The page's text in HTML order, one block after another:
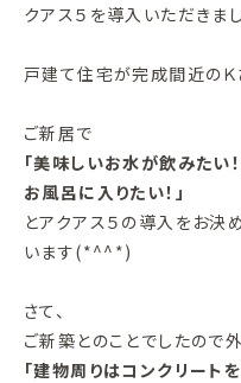
クアス５を導入いただきまし
戸建て住宅が完成間近のＫ
ご新居で
「美味しいお水が飲みたい
お風呂に入りたい！」
とアクアス５の導入をお決
います(*^^*)
さて、
ご新築とのことでしたので
「建物周りはコンクリート